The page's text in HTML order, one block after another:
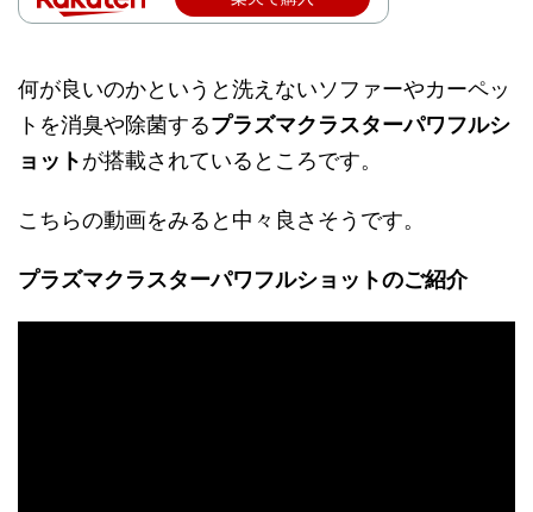
何が良いのかというと洗えないソファーやカーペッ
トを消臭や除菌するプラズマクラスターパワフルシ
ョットが搭載されているところです。
こちらの動画をみると中々良さそうです。
プラズマクラスターパワフルショットのご紹介